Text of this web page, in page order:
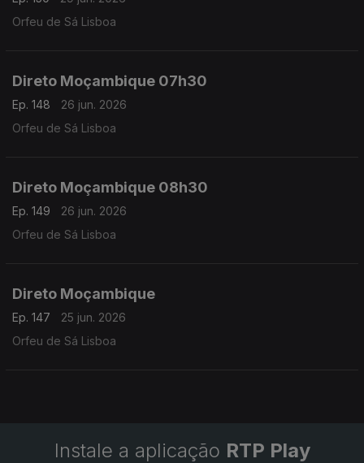
Orfeu de Sá Lisboa
Direto Moçambique 07h30
Ep. 148
26 jun. 2026
Orfeu de Sá Lisboa
Direto Moçambique 08h30
Ep. 149
26 jun. 2026
Orfeu de Sá Lisboa
Direto Moçambique
Ep. 147
25 jun. 2026
Orfeu de Sá Lisboa
Instale a aplicação RTP Play